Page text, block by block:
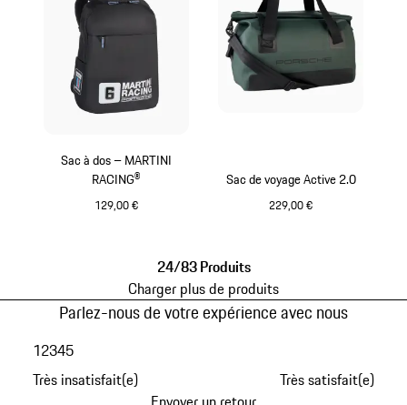
Sac à dos – MARTINI
RACING®
129,00 €
Sac de voyage Active 2.0
229,00 €
24/83 Produits
Charger plus de produits
Parlez-nous de votre expérience avec nous
Très insatisfait(e)
12345
Très satisfait(e)